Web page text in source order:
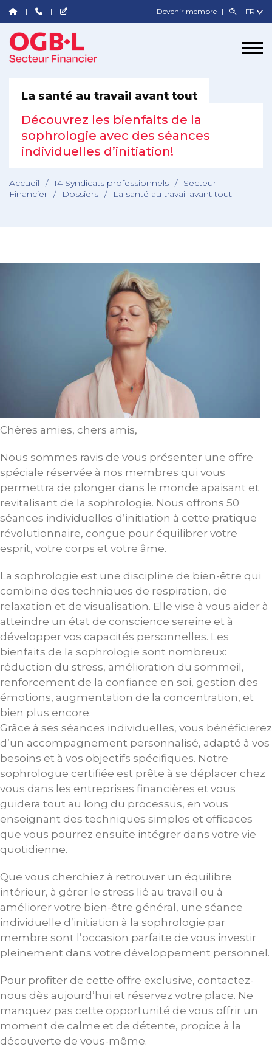
Devenir membre
La santé au travail avant tout
Découvrez les bienfaits de la
sophrologie avec des séances
individuelles d’initiation!
Accueil / 14 Syndicats professionnels /
Secteur
Financier / Dossiers / La santé au travail avant tout
Chères amies, chers amis,
Nous sommes ravis de vous présenter une offre
spéciale réservée à nos membres qui vous
permettra de plonger dans le monde apaisant et
revitalisant de la sophrologie. Nous offrons 50
séances individuelles d’initiation à cette pratique
révolutionnaire, conçue pour équilibrer votre
esprit, votre corps et votre âme.
La sophrologie est une discipline de bien-être qui
combine des techniques de respiration, de
relaxation et de visualisation. Elle vise à vous aider à
atteindre un état de conscience sereine et à
développer vos capacités personnelles. Les
bienfaits de la sophrologie sont nombreux:
réduction du stress, amélioration du sommeil,
renforcement de la confiance en soi, gestion des
émotions, augmentation de la concentration, et
bien plus encore.
Grâce à ses séances individuelles, vous bénéficierez
d’un accompagnement personnalisé, adapté à vos
besoins et à vos objectifs spécifiques. Notre
sophrologue certifiée est prête à se déplacer chez
vous dans les entreprises financières et vous
guidera tout au long du processus, en vous
enseignant des techniques simples et efficaces
que vous pourrez ensuite intégrer dans votre vie
quotidienne.
Que vous cherchiez à retrouver un équilibre
intérieur, à gérer le stress lié au travail ou à
améliorer votre bien-être général, une séance
individuelle d’initiation à la sophrologie par
membre sont l’occasion parfaite de vous investir
pleinement dans votre développement personnel.
Pour profiter de cette offre exclusive, contactez-
nous dès aujourd’hui et réservez votre place. Ne
manquez pas cette opportunité de vous offrir un
moment de calme et de détente, propice à la
découverte de vous-même.